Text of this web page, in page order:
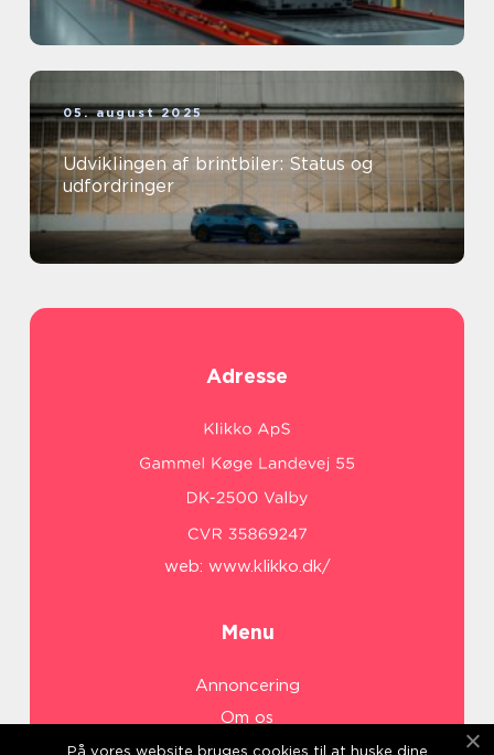
05. august 2025
Udviklingen af brintbiler: Status og
udfordringer
Adresse
web: www.klikko.dk/
Menu
Annoncering
Om os
Cookies
På vores website bruges cookies til at huske dine